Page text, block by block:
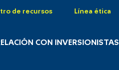
de recursos Línea ética
CON INVERSIONISTAS